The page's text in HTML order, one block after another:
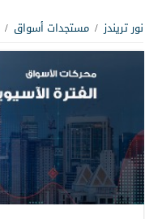
نور تريندز / مستجدات أسواق /